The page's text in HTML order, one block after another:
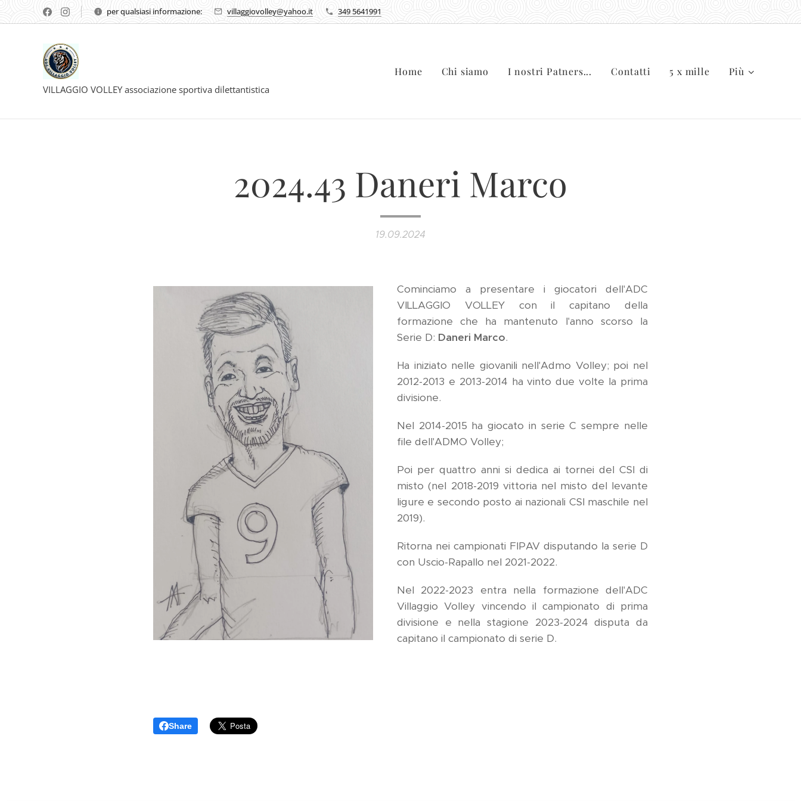
per qualsiasi informazione: villaggiovolley@yahoo.it 349 5641991
VILLAGGIO VOLLEY associazione sportiva dilettantistica
Home Chi siamo I nostri Patners... Contatti 5 x mille Più
2024.43 Daneri Marco
19.09.2024
Cominciamo a presentare i giocatori dell'ADC
VILLAGGIO VOLLEY con il capitano della
formazione che ha mantenuto l'anno scorso la
Serie D: Daneri Marco.
Ha iniziato nelle giovanili nell'Admo Volley; poi nel
2012-2013 e 2013-2014 ha vinto due volte la prima
divisione.
Nel 2014-2015 ha giocato in serie C sempre nelle
file dell'ADMO Volley;
Poi per quattro anni si dedica ai tornei del CSI di
misto (nel 2018-2019 vittoria nel misto del levante
ligure e secondo posto ai nazionali CSI maschile nel
2019).
Ritorna nei campionati FIPAV disputando la serie D
con Uscio-Rapallo nel 2021-2022.
Nel 2022-2023 entra nella formazione dell'ADC
Villaggio Volley vincendo il campionato di prima
divisione e nella stagione 2023-2024 disputa da
capitano il campionato di serie D.
Share